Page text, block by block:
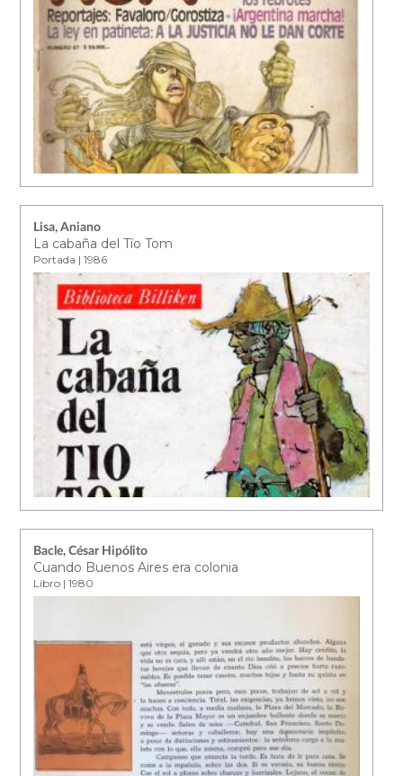
Lisa, Aniano
La cabaña del Tío Tom
Portada | 1986
Bacle, César Hipólito
Cuando Buenos Aires era colonia
Libro | 1980